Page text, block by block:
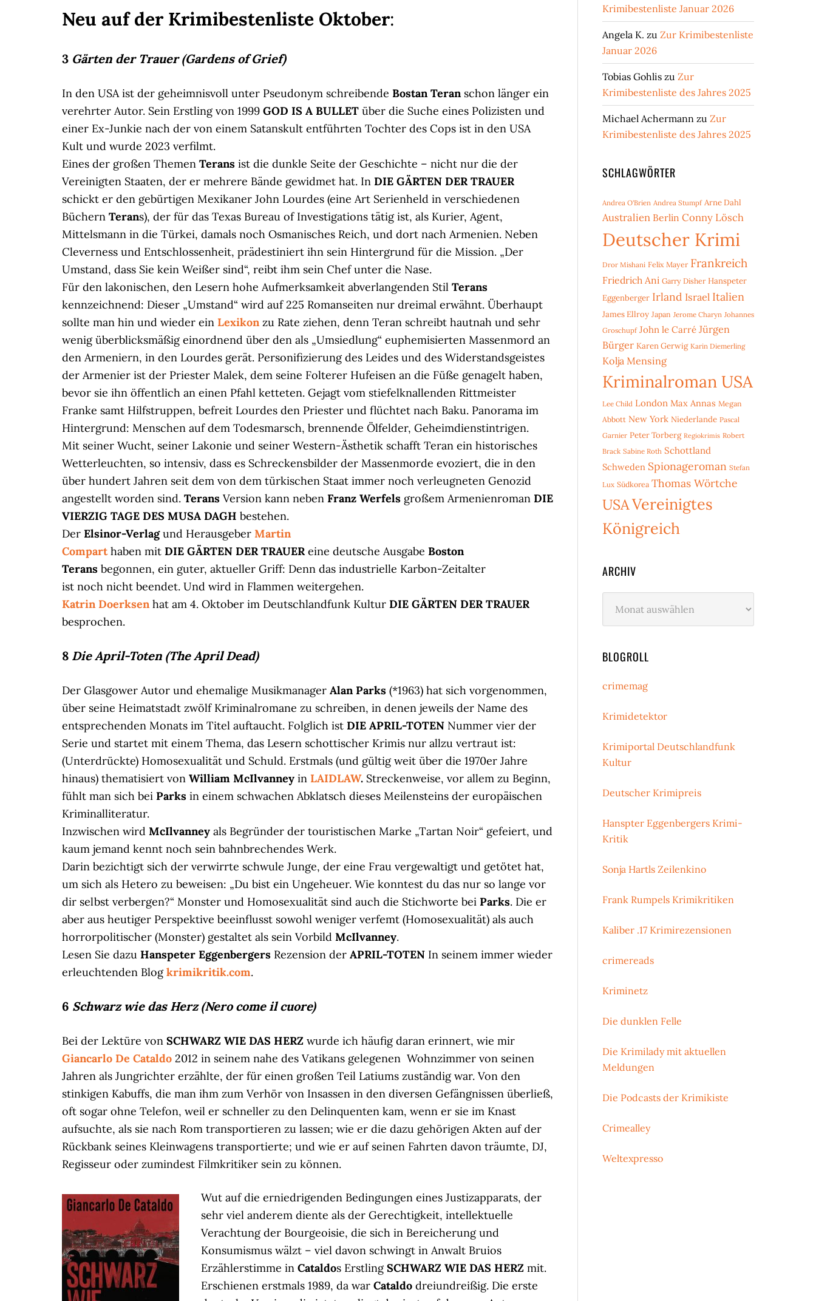
Neu auf der Krimibestenliste Oktober:
3 Gärten der Trauer (Gardens of Grief)
In den USA ist der geheimnisvoll unter Pseudonym schreibende Bostan Teranschon länger ein
verehrter Autor. Sein Erstling von 1999 GOD IS A BULLET über die Suche eines Polizisten und
einer Ex-Junkie nach der von einem Satanskult entführten Tochter des Cops ist in den USA
Kult und wurde 2023 verfilmt.
Eines der großen Themen Terans ist die dunkle Seite der Geschichte – nicht nur die der
Vereinigten Staaten, der er mehrere Bände gewidmet hat. In DIE GÄRTEN DER TRAUER
schickt er den gebürtigen Mexikaner John Lourdes (eine Art Serienheld in verschiedenen
Büchern Terans), der für das Texas Bureau of Investigations tätig ist, als Kurier, Agent,
Mittelsmann in die Türkei, damals noch Osmanisches Reich, und dort nach Armenien. Neben
Cleverness und Entschlossenheit, prädestiniert ihn sein Hintergrund für die Mission. „Der
Umstand, dass Sie kein Weißer sind“, reibt ihm sein Chef unter die Nase.
Für den lakonischen, den Lesern hohe Aufmerksamkeit abverlangenden Stil Terans
kennzeichnend: Dieser „Umstand“ wird auf 225 Romanseiten nur dreimal erwähnt. Überhaupt
sollte man hin und wieder ein Lexikonzu Rate ziehen, denn Teran schreibt hautnah und sehr
wenig überblicksmäßig einordnend über den als „Umsiedlung“ euphemisierten Massenmord an
den Armeniern, in den Lourdes gerät. Personifizierung des Leides und des Widerstandsgeistes
der Armenier ist der Priester Malek, dem seine Folterer Hufeisen an die Füße genagelt haben,
bevor sie ihn öffentlich an einen Pfahl ketteten. Gejagt vom stiefelknallenden Rittmeister
Franke samt Hilfstruppen, befreit Lourdes den Priester und flüchtet nach Baku. Panorama im
Hintergrund: Menschen auf dem Todesmarsch, brennende Ölfelder, Geheimdienstintrigen.
Mit seiner Wucht, seiner Lakonie und seiner Western-Ästhetik schafft Teran ein historisches
Wetterleuchten, so intensiv, dass es Schreckensbilder der Massenmorde evoziert, die in den
über hundert Jahren seit dem von dem türkischen Staat immer noch verleugneten Genozid
angestellt worden sind. Terans Version kann neben Franz Werfels großem Armenienroman DIE
VIERZIG TAGE DES MUSA DAGH bestehen.
Der Elsinor-Verlagund Herausgeber Martin
Comparthaben mit DIE GÄRTEN DER TRAUEReine deutsche Ausgabe Boston
Terans begonnen, ein guter, aktueller Griff: Denn das industrielle Karbon-Zeitalter
ist noch nicht beendet. Und wird in Flammen weitergehen.
Katrin Doerksen hat am 4. Oktober im Deutschlandfunk Kultur DIE GÄRTEN DER TRAUER
besprochen.
8 Die April-Toten (The April Dead)
Der Glasgower Autor und ehemalige Musikmanager Alan Parks (*1963) hat sich vorgenommen,
über seine Heimatstadt zwölf Kriminalromane zu schreiben, in denen jeweils der Name des
entsprechenden Monats im Titel auftaucht. Folglich ist DIE APRIL-TOTEN Nummer vier der
Serie und startet mit einem Thema, das Lesern schottischer Krimis nur allzu vertraut ist:
(Unterdrückte) Homosexualität und Schuld. Erstmals (und gültig weit über die 1970er Jahre
hinaus) thematisiert von William McIlvanney in LAIDLAW. Streckenweise, vor allem zu Beginn,
fühlt man sich bei Parks in einem schwachen Abklatsch dieses Meilensteins der europäischen
Kriminalliteratur.
Inzwischen wird McIlvanney als Begründer der touristischen Marke „Tartan Noir“ gefeiert, und
kaum jemand kennt noch sein bahnbrechendes Werk.
Darin bezichtigt sich der verwirrte schwule Junge, der eine Frau vergewaltigt und getötet hat,
um sich als Hetero zu beweisen: „Du bist ein Ungeheuer. Wie konntest du das nur so lange vor
dir selbst verbergen?“ Monster und Homosexualität sind auch die Stichworte bei Parks. Die er
aber aus heutiger Perspektive beeinflusst sowohl weniger verfemt (Homosexualität) als auch
horrorpolitischer (Monster) gestaltet als sein Vorbild McIlvanney.
Lesen Sie dazu Hanspeter Eggenbergers Rezension der APRIL-TOTEN In seinem immer wieder
erleuchtenden Blogkrimikritik.com.
6 Schwarz wie das Herz (Nero come il cuore)
Bei der Lektüre von SCHWARZ WIE DAS HERZ wurde ich häufig daran erinnert, wie mir
Giancarlo De Cataldo 2012 in seinem nahe des Vatikans gelegenen Wohnzimmer von seinen
Jahren als Jungrichter erzählte, der für einen großen Teil Latiums zuständig war. Von den
stinkigen Kabuffs, die man ihm zum Verhör von Insassen in den diversen Gefängnissen überließ,
oft sogar ohne Telefon, weil er schneller zu den Delinquenten kam, wenn er sie im Knast
aufsuchte, als sie nach Rom transportieren zu lassen; wie er die dazu gehörigen Akten auf der
Rückbank seines Kleinwagens transportierte; und wie er auf seinen Fahrten davon träumte, DJ,
Regisseur oder zumindest Filmkritiker sein zu können.
Wut auf die erniedrigenden Bedingungen eines Justizapparats, der
sehr viel anderem diente als der Gerechtigkeit, intellektuelle
Verachtung der Bourgeoisie, die sich in Bereicherung und
Konsumismus wälzt – viel davon schwingt in Anwalt Bruios
Erzählerstimme in Cataldos ErstlingSCHWARZ WIE DAS HERZ mit.
Erschienen erstmals 1989, da war Cataldo dreiundreißig. Die erste
Krimibestenliste Januar 2026
Angela K. zu Zur Krimibestenliste
Januar 2026
Tobias Gohlis zu Zur
Krimibestenliste des Jahres 2025
Michael Achermann zu Zur
Krimibestenliste des Jahres 2025
SCHLAGWÖRTER
Andrea O'Brien Andrea Stumpf Arne Dahl
Australien Berlin Conny Lösch
Deutscher Krimi
Dror Mishani Felix Mayer Frankreich
Friedrich Ani Garry Disher Hanspeter
Eggenberger Irland Israel Italien
James Ellroy Japan Jerome Charyn Johannes
Groschupf John le Carré Jürgen
Bürger Karen Gerwig Karin Diemerling
Kolja Mensing
Kriminalroman USA
Lee Child London Max Annas Megan
Abbott New York Niederlande Pascal
Garnier Peter Torberg Regiokrimis Robert
Brack Sabine Roth Schottland
Schweden Spionageroman Stefan
Lux Südkorea Thomas Wörtche
USAVereinigtes
Königreich
ARCHIV
BLOGROLL
crimemag
Krimidetektor
Krimiportal Deutschlandfunk
Kultur
Deutscher Krimipreis
Hanspter Eggenbergers Krimi-
Kritik
Sonja Hartls Zeilenkino
Frank Rumpels Krimikritiken
Kaliber .17 Krimirezensionen
crimereads
Kriminetz
Die dunklen Felle
Die Krimilady mit aktuellen
Meldungen
Die Podcasts der Krimikiste
Crimealley
Weltexpresso